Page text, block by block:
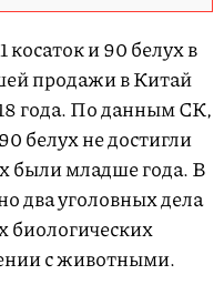
и 90 белух в
продажи в Китай
года. По данным СК,
белух не достигли
были младше года. В
два уголовных дела
биологических
с животными.